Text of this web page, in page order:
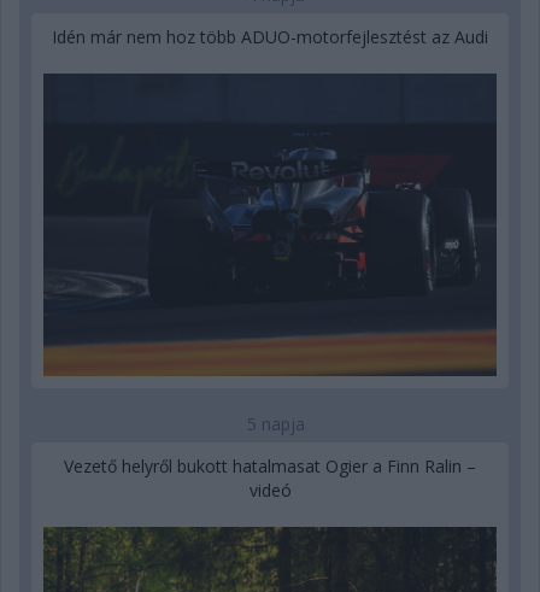
Idén már nem hoz több ADUO-motorfejlesztést az Audi
5 napja
Vezető helyről bukott hatalmasat Ogier a Finn Ralin –
videó